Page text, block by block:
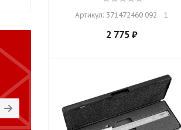
Артикул: 371472460 092    1
2 775 ₽